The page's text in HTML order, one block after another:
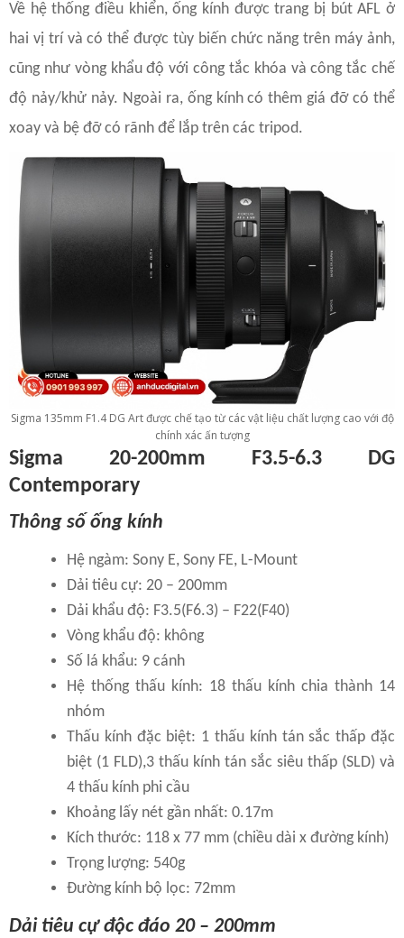
Về hệ thống điều khiển, ống kính được trang bị bút AFL ở
hai vị trí và có thể được tùy biến chức năng trên máy ảnh,
cũng như vòng khẩu độ với công tắc khóa và công tắc chế
độ nảy/khử nảy. Ngoài ra, ống kính có thêm giá đỡ có thể
xoay và bệ đỡ có rãnh để lắp trên các tripod.
Sigma 135mm F1.4 DG Art được chế tạo từ các vật liệu chất lượng cao với độ
chính xác ấn tượng
Sigma 20-200mm F3.5-6.3 DG
Contemporary
Thông số ống kính
Hệ ngàm: Sony E, Sony FE, L-Mount
Dải tiêu cự: 20 – 200mm
Dải khẩu độ: F3.5(F6.3) – F22(F40)
Vòng khẩu độ: không
Số lá khẩu: 9 cánh
Hệ thống thấu kính: 18 thấu kính chia thành 14
nhóm
Thấu kính đặc biệt: 1 thấu kính tán sắc thấp đặc
biệt (1 FLD),3 thấu kính tán sắc siêu thấp (SLD) và
4 thấu kính phi cầu
Khoảng lấy nét gần nhất: 0.17m
Kích thước: 118 x 77 mm (chiều dài x đường kính)
Trọng lượng: 540g
Đường kính bộ lọc: 72mm
Dải tiêu cự độc đáo 20 – 200mm